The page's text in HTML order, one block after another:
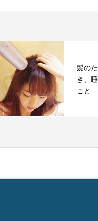
髪の
き、
こと